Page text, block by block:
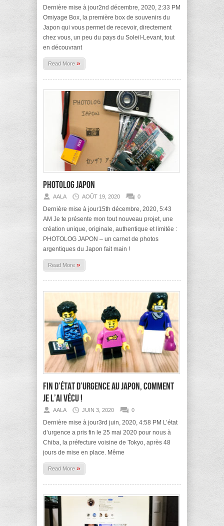
Dernière mise à jour2nd décembre, 2020, 2:33 PM
Omiyage Box, la première box de souvenirs du
Japon qui vous permet de recevoir, directement
chez vous, un peu du pays du Soleil-Levant, tout
en découvrant
Read More »
Photolog Japon
AALA AOÛT 19, 2020 0
Dernière mise à jour15th décembre, 2020, 5:43
AM Je te présente mon tout nouveau projet, une
création unique, originale, authentique et limitée :
PHOTOLOG JAPON – un carnet de photos
argentiques du Japon fait main !
Read More »
Fin d’état d’urgence au Japon, comment
je l’ai vécu !
AALA JUIN 3, 2020 0
Dernière mise à jour3rd juin, 2020, 4:58 PM L’état
d’urgence a pris fin le 25 mai 2020 pour nous à
Chiba, la préfecture voisine de Tokyo, après 48
jours de mise en place. Même
Read More »